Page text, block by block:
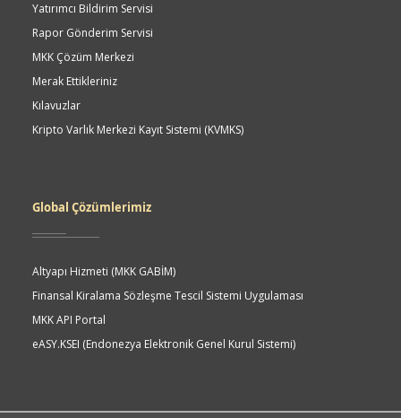
Yatırımcı Bildirim Servisi
Rapor Gönderim Servisi
MKK Çözüm Merkezi
Merak Ettikleriniz
Kılavuzlar
Kripto Varlık Merkezi Kayıt Sistemi (KVMKS)
Global Çözümlerimiz
Altyapı Hizmeti (MKK GABİM)
Finansal Kiralama Sözleşme Tescil Sistemi Uygulaması
MKK API Portal
eASY.KSEI (Endonezya Elektronik Genel Kurul Sistemi)